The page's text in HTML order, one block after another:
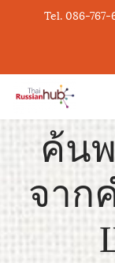
Tel. 086-
ค้น
จาก